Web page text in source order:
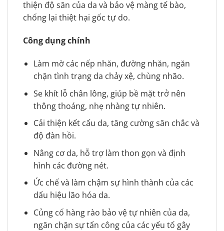
thiện độ săn của da và bảo vệ màng tế bào,
chống lại thiệt hại gốc tự do.
Công dụng chính
Làm mờ các nếp nhăn, đường nhăn, ngăn
chặn tình trạng da chảy xệ, chùng nhão.
Se khít lỗ chân lông, giúp bề mặt trở nên
thông thoáng, nhẹ nhàng tự nhiên.
Cải thiện kết cấu da, tăng cường săn chắc và
độ đàn hồi.
Nâng cơ da, hỗ trợ làm thon gọn và định
hình các đường nét.
Ức chế và làm chậm sự hình thành của các
dấu hiệu lão hóa da.
Củng cố hàng rào bảo vệ tự nhiên của da,
ngăn chặn sự tấn công của các yếu tố gây